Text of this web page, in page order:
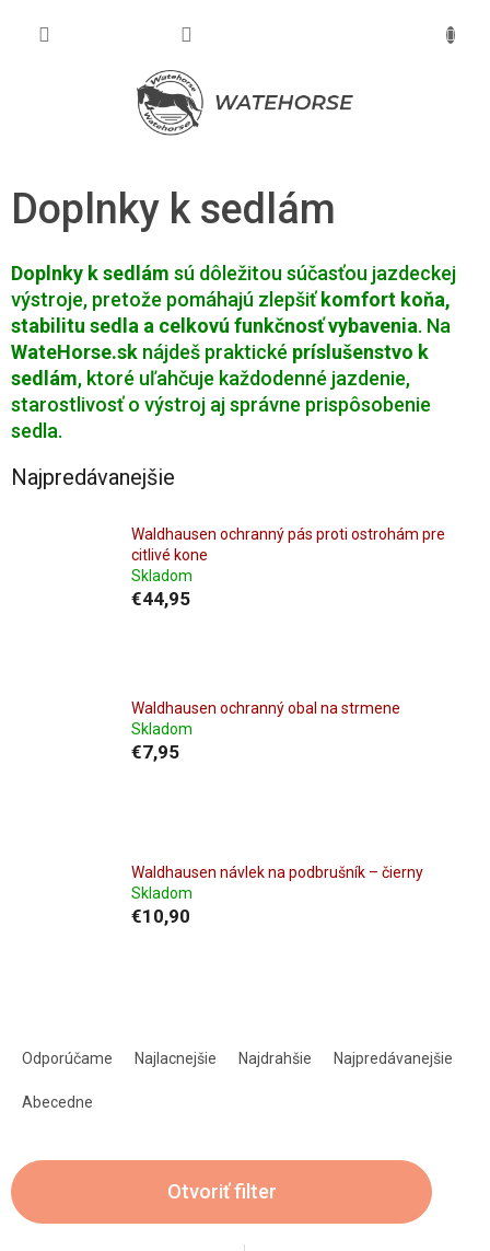
Doplnky k sedlám
Doplnky k sedlám sú dôležitou súčasťou jazdeckej
výstroje, pretože pomáhajú zlepšiť komfort koňa,
stabilitu sedla a celkovú funkčnosť vybavenia. Na
WateHorse.sk nájdeš praktické príslušenstvo k
sedlám, ktoré uľahčuje každodenné jazdenie,
starostlivosť o výstroj aj správne prispôsobenie
sedla.
Najpredávanejšie
Waldhausen ochranný pás proti ostrohám pre
citlivé kone
Skladom
€44,95
Waldhausen ochranný obal na strmene
Skladom
€7,95
Waldhausen návlek na podbrušník – čierny
Skladom
€10,90
e
p
Odporúčame Najlacnejšie Najdrahšie Najpredávanejšie
Abecedne
Otvoriť filter